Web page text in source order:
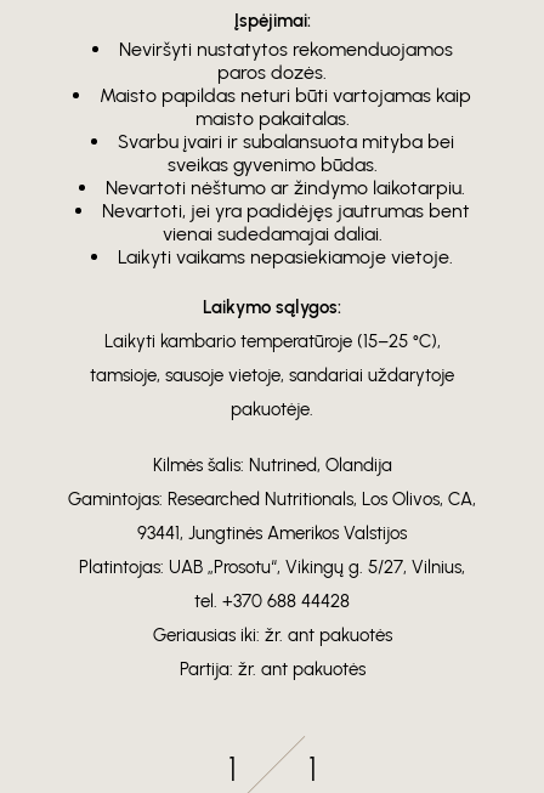
Įspėjimai:
Neviršyti nustatytos rekomenduojamos
paros dozės.
Maisto papildas neturi būti vartojamas kaip
maisto pakaitalas.
Svarbu įvairi ir subalansuota mityba bei
sveikas gyvenimo būdas.
Nevartoti nėštumo ar žindymo laikotarpiu.
Nevartoti, jei yra padidėjęs jautrumas bent
vienai sudedamajai daliai.
Laikyti vaikams nepasiekiamoje vietoje.
Laikymo sąlygos:
Laikyti kambario temperatūroje (15–25 °C),
tamsioje, sausoje vietoje, sandariai uždarytoje
pakuotėje.
Kilmės šalis: Nutrined, Olandija
Gamintojas: Researched Nutritionals, Los Olivos, CA,
93441, Jungtinės Amerikos Valstijos
Platintojas: UAB „Prosotu“, Vikingų g. 5/27, Vilnius,
tel. +370 688 44428
Geriausias iki: žr. ant pakuotės
Partija: žr. ant pakuotės
1 1